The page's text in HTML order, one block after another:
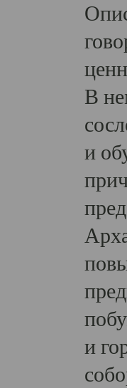
В
и
и